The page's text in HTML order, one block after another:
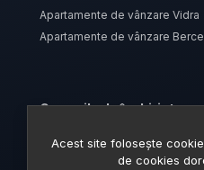
Apartamente de vânzare Vidra
Apartamente de vânzare
Case vile de închiriat
Case vile de închiriat Vidra
Acest site folosește
de cookies